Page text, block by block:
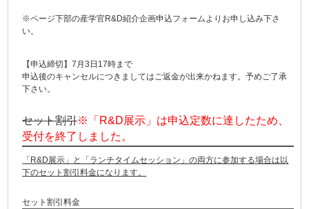
※ページ下部の産学官R&D紹介企画申込フォームよりお申し込み下さ
い。
【申込締切】7月3日17時まで
申込後のキャンセルにつきましてはご返金が出来かねます。予めご了承
下さい。
セット割引※「R&D展示」は申込定数に達したため、
受付を終了しました。
「R&D展示」と「ランチタイムセッション」の両方に参加する場合は以
下のセット割引料金になります。
セット割引料金